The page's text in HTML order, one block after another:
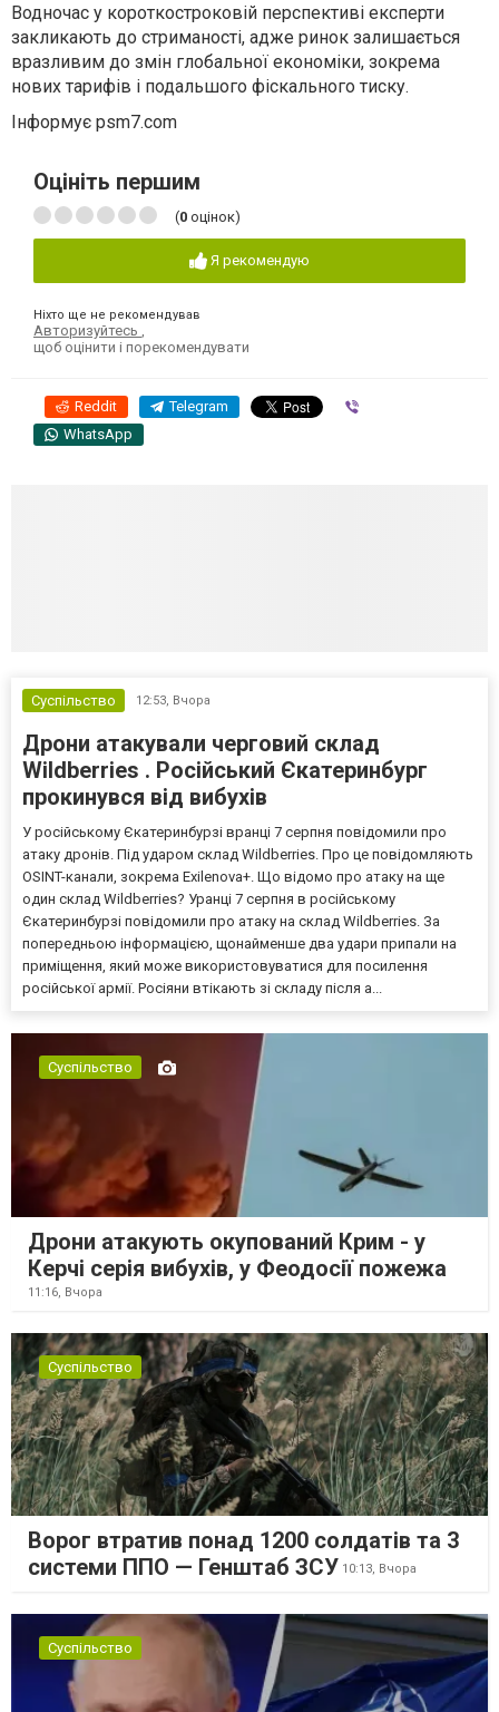
Водночас у короткостроковій перспективі експерти
закликають до стриманості, адже ринок залишається
вразливим до змін глобальної економіки, зокрема
нових тарифів і подальшого фіскального тиску.
Інформує psm7.com
Оцініть першим
(0 оцінок)
Я рекомендую
Ніхто ще не рекомендував
Авторизуйтесь ,
щоб оцінити і порекомендувати
Reddit Telegram
WhatsApp
Суспільство 12:53, Вчора
Дрони атакували черговий склад
Wildberries . Російський Єкатеринбург
прокинувся від вибухів
У російському Єкатеринбурзі вранці 7 серпня повідомили про
атаку дронів. Під ударом склад Wildberries. Про це повідомляють
OSINT-канали, зокрема Exilenova+. Що відомо про атаку на ще
один склад Wildberries? Уранці 7 серпня в російському
Єкатеринбурзі повідомили про атаку на склад Wildberries. За
попередньою інформацією, щонайменше два удари припали на
приміщення, який може використовуватися для посилення
російської армії. Росіяни втікають зі складу після а...
Суспільство
Дрони атакують окупований Крим - у
Керчі серія вибухів, у Феодосії пожежа
11:16, Вчора
Суспільство
Ворог втратив понад 1200 солдатів та 3
системи ППО — Генштаб ЗСУ 10:13, Вчора
Суспільство